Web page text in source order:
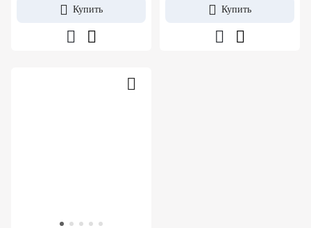
Купить Купить